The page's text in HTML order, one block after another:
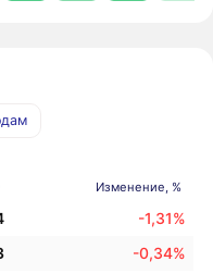
Изменение, %
-1,31%
-0,34%